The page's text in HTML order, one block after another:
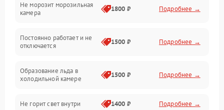
Дренаж
Не морозит морозильная
камера
1800 ₽ Подробнее →
Постоянно работает и не
отключается
1500 ₽ Подробнее →
Образование льда в
холодильной камере
1500 ₽ Подробнее →
Не горит свет внутри 1400 ₽ Подробнее →